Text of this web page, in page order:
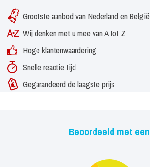
Grootste aanbod van Nederland en België
Wij denken met u mee van A tot Z
Hoge klantenwaardering
Snelle reactie tijd
Gegarandeerd de laagste prijs
Beoordeeld met een